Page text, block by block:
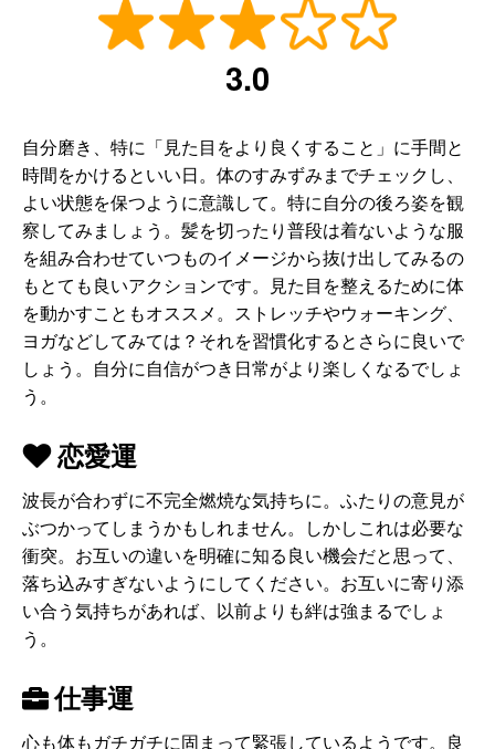
3.0
自分磨き、特に「見た目をより良くすること」に手間と
時間をかけるといい日。体のすみずみまでチェックし、
よい状態を保つように意識して。特に自分の後ろ姿を観
察してみましょう。髪を切ったり普段は着ないような服
を組み合わせていつものイメージから抜け出してみるの
もとても良いアクションです。見た目を整えるために体
を動かすこともオススメ。ストレッチやウォーキング、
ヨガなどしてみては？それを習慣化するとさらに良いで
しょう。自分に自信がつき日常がより楽しくなるでしょ
う。
恋愛運
波長が合わずに不完全燃焼な気持ちに。ふたりの意見が
ぶつかってしまうかもしれません。しかしこれは必要な
衝突。お互いの違いを明確に知る良い機会だと思って、
落ち込みすぎないようにしてください。お互いに寄り添
い合う気持ちがあれば、以前よりも絆は強まるでしょ
う。
仕事運
心も体もガチガチに固まって緊張しているようです。良